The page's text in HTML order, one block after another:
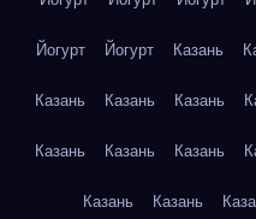
Йогурт Йогурт Казань
Казань Казань Казань
Казань Казань Казань
Казань Казань